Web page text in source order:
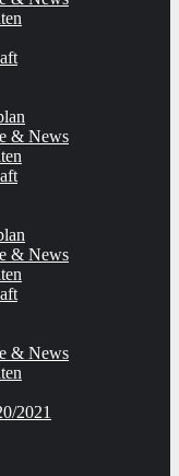
& News
& News
& News
2021